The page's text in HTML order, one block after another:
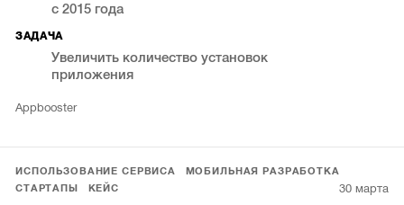
с 2015 года
ЗАДАЧА
Увеличить количество установок
приложения
Appbooster
ИСПОЛЬЗОВАНИЕ СЕРВИСА
МОБИЛЬНАЯ РАЗРАБОТКА
СТАРТАПЫ
КЕЙС 30 марта